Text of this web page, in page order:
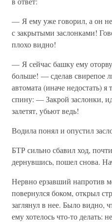
— Я ему уже говорил, а он
с закрытыми заслонками!
плохо видно!
— Я сейчас башку ему
больше! — сделав свирепое
автомата (иначе недостать)
спину: — Закрой заслонки,
залетят, убьют ведь!
Водила понял и опустил
БТР сильно сбавил ход,
дернувшись, пошел снова.
Нервно ерзавший напротив
повернулся боком, открыл
заглянул в нее. Было видно,
ему хотелось что-то делать: